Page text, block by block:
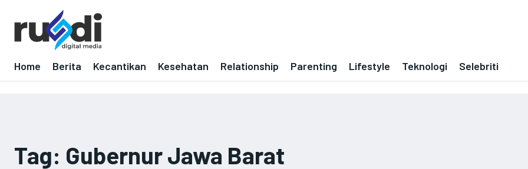
Home Berita Kecantikan Kesehatan Relationship Parenting Lifestyle Teknologi Selebriti
Tag: Gubernur Jawa Barat